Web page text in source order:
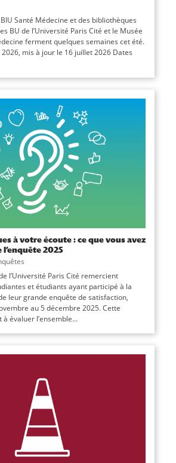
Santé Médecine et des bibliothèques
BU de l’Université Paris Cité et le Musée
ferment quelques semaines cet été.
mis à jour le 16 juillet 2026 Dates
à votre écoute : ce que vous avez
2025
l’Université Paris Cité remercient
et étudiants ayant participé à la
leur grande enquête de satisfaction,
au 5 décembre 2025. Cette
évaluer l’ensemble...